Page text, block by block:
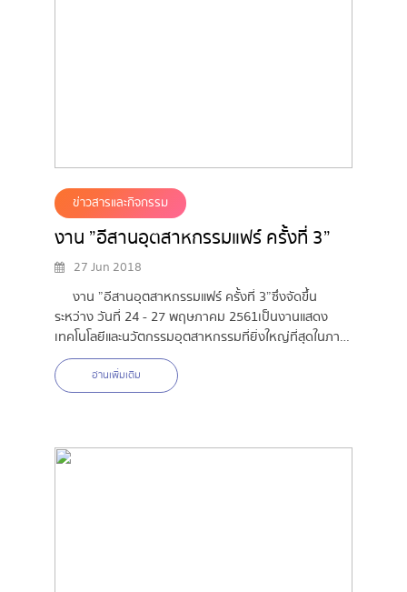
ข่าวสารและกิจกรรม
งาน ”อีสานอุตสาหกรรมแฟร์ ครั้งที่ 3”
27 Jun 2018
งาน ”อีสานอุตสาหกรรมแฟร์ ครั้งที่ 3” ซึ่งจัดขึ้น
ระหว่าง วันที่ 24 - 27 พฤษภาคม 2561 เป็นงานแสดง
เทคโนโลยีและนวัตกรรมอุตสาหกรรมที่ยิ่งใหญ่ที่สุดในภาค
อีสาน
อ่านเพิ่มเติม